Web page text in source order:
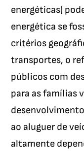
energéticas)
energética se
critérios
transportes, o
públicos com
para as famílias
ao aluguer de
altamente